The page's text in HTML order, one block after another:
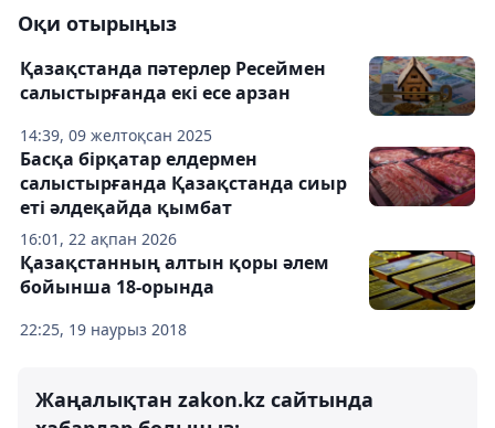
Оқи отырыңыз
14:39, 09 желтоқсан 2025
Қазақстанда пәтерлер Ресеймен
салыстырғанда екі есе арзан
16:01, 22 ақпан 2026
Басқа бірқатар елдермен
салыстырғанда Қазақстанда сиыр
еті әлдеқайда қымбат
22:25, 19 наурыз 2018
Қазақстанның алтын қоры әлем
бойынша 18-орында
Жаңалықтан zakon.kz сайтында